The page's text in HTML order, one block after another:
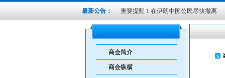
最新公告： 重要提醒！在伊朗中国公民尽快撤离
密切关注超强台风“桦加沙”，注意防范
汕头将分区域、分行业、分时段实行“
感谢信
汕头市2026年“6·30”助力乡村振兴活
商会简介
商会纵横